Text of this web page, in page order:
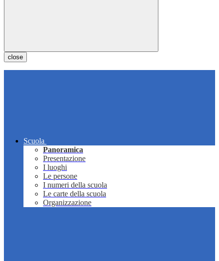
close
Scuola
Panoramica
Presentazione
I luoghi
Le persone
I numeri della scuola
Le carte della scuola
Organizzazione